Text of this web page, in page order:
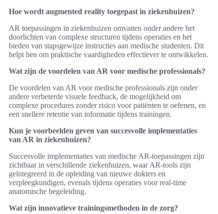
Hoe wordt augmented reality toegepast in ziekenhuizen?
AR toepassingen in ziekenhuizen omvatten onder andere het
doorlichten van complexe structuren tijdens operaties en het
bieden van stapsgewijze instructies aan medische studenten. Dit
helpt hen om praktische vaardigheden effectiever te ontwikkelen.
Wat zijn de voordelen van AR voor medische professionals?
De voordelen van AR voor medische professionals zijn onder
andere verbeterde visuele feedback, de mogelijkheid om
complexe procedures zonder risico voor patiënten te oefenen, en
een snellere retentie van informatie tijdens trainingen.
Kun je voorbeelden geven van succesvolle implementaties
van AR in ziekenhuizen?
Succesvolle implementaties van medische AR-toepassingen zijn
zichtbaar in verschillende ziekenhuizen, waar AR-tools zijn
geïntegreerd in de opleiding van nieuwe dokters en
verpleegkundigen, evenals tijdens operaties voor real-time
anatomische begeleiding.
Wat zijn innovatieve trainingsmethoden in de zorg?